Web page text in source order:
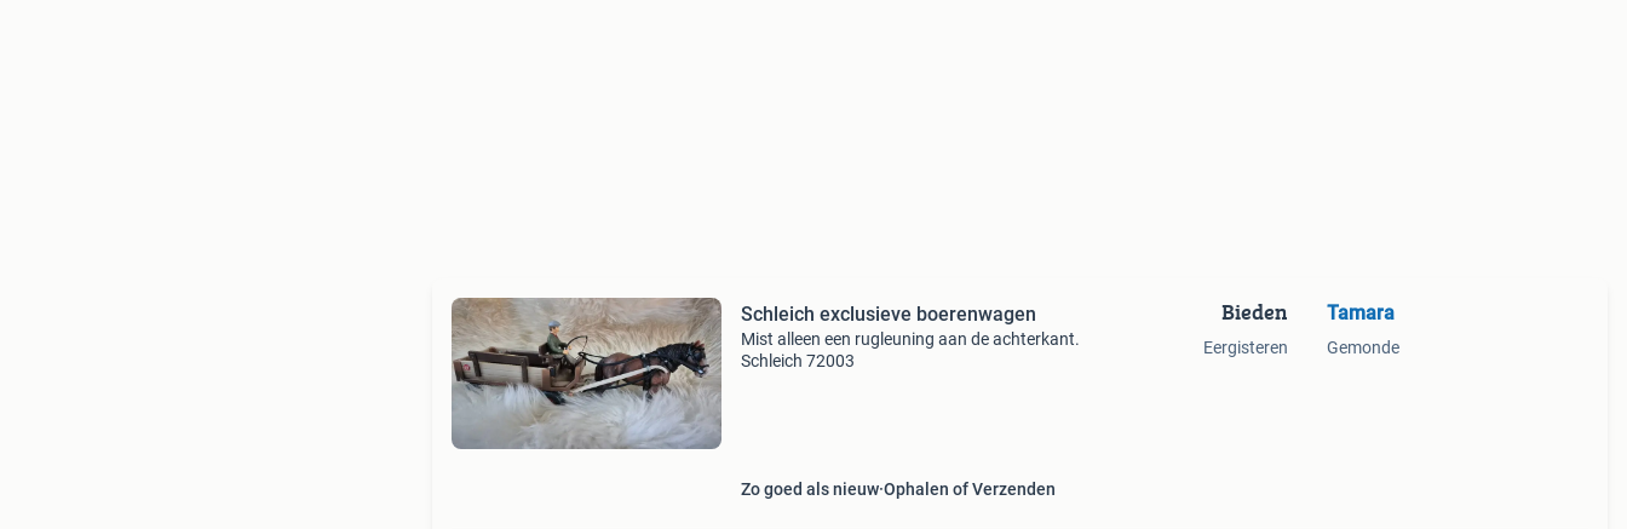
Schleich exclusieve boerenwagen
Mist alleen een rugleuning aan de achterkant.
Schleich 72003
Zo goed als nieuw Ophalen of Verzenden
Bieden
Eergisteren
Tamara
Gemonde